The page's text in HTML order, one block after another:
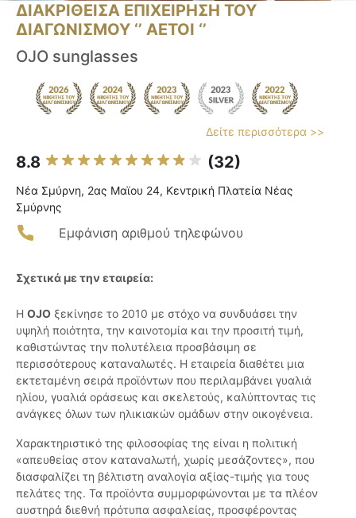
ΔΙΑΚΡΙΘΕΙΣΑ ΕΠΙΧΕΙΡΗΣΗ ΤΟΥ
ΔΙΑΓΩΝΙΣΜΟΥ ‘’ ΑΕΤΟΙ ‘’
OJO sunglasses
Δείτε περισσότερα >>
8.8 (32)
Νέα Σμύρνη, 2ας Μαϊου 24, Κεντρική Πλατεία Νέας
Σμύρνης
Εμφάνιση αριθμού τηλεφώνου
Σχετικά με την εταιρεία:
Η OJO ξεκίνησε το 2010 με στόχο να συνδυάσει την
υψηλή ποιότητα, την καινοτομία και την προσιτή τιμή,
καθιστώντας την πολυτέλεια προσβάσιμη σε
περισσότερους καταναλωτές. Η εταιρεία διαθέτει μια
εκτεταμένη σειρά προϊόντων που περιλαμβάνει γυαλιά
ηλίου, γυαλιά οράσεως και σκελετούς, καλύπτοντας τις
ανάγκες όλων των ηλικιακών ομάδων στην οικογένεια.
Χαρακτηριστικό της φιλοσοφίας της είναι η πολιτική
«απευθείας στον καταναλωτή, χωρίς μεσάζοντες», που
διασφαλίζει τη βέλτιστη αναλογία αξίας-τιμής για τους
πελάτες της. Τα προϊόντα συμμορφώνονται με τα πλέον
αυστηρά διεθνή πρότυπα ασφαλείας, προσφέροντας